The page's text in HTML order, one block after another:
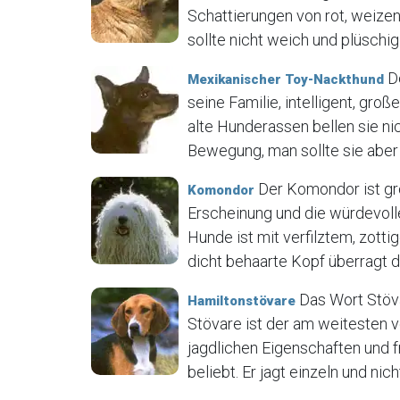
Schattierungen von rot,
sollte nicht weich und plüschig
Mexikanischer Toy-Nackthund
seine Familie, intelligent,
alte Hunderassen bellen sie
Bewegung, man sollte sie
Komondor Der Komondor ist
Erscheinung und die
Hunde ist mit verfilztem,
dicht behaarte Kopf überragt
Hamiltonstövare Das Wort
Stövare ist der am weitesten
jagdlichen Eigenschaften und
beliebt. Er jagt einzeln und